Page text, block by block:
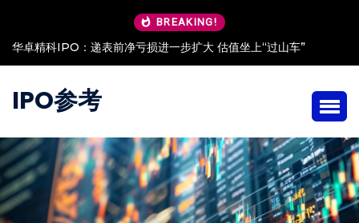
BREAKING!
华卓精科IPO：递表前净亏损进一步扩大 估值坐上“过山车”
IPO参考